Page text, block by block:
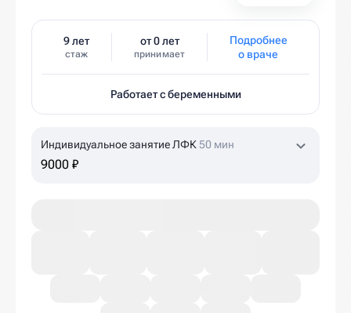
9 лет
стаж
от 0 лет
принимает
Подробнее
о враче
Работает с беременными
Индивидуальное занятие ЛФК 50 мин
9000 ₽